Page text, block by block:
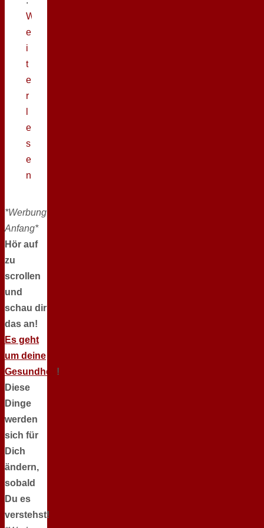
W
e
i
t
e
r
e
s
e
n
*Werbung
Anfang*
Hör auf
zu
scrollen
und
schau dir
das an!
Es geht
um deine
Gesundheit !
Diese
Dinge
werden
sich für
Dich
ändern,
sobald
Du es
verstehst!